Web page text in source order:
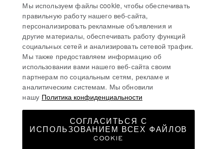
Мы используем файлы cookie, чтобы обеспечивать
правильную работу нашего веб-сайта,
персонализировать рекламные объявления и
другие материалы, обеспечивать работу функций
социальных сетей и анализировать сетевой трафик.
Мы также предоставляем информацию об
использовании вами нашего веб-сайта своим
партнерам по социальным сетям, рекламе и
аналитическим системам. Мы обновили
нашу Политика конфиденциальности
СОГЛАСИТЬСЯ С
ИСПОЛЬЗОВАНИЕМ ВСЕХ ФАЙЛОВ
COOKIE